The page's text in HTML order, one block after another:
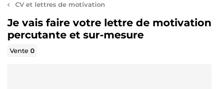
CV et lettres de motivation
Je vais faire votre lettre de motivation
percutante et sur-mesure
Vente0